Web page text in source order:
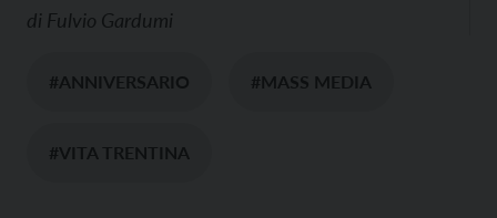
di Fulvio Gardumi
#ANNIVERSARIO #MASS MEDIA
#VITA TRENTINA